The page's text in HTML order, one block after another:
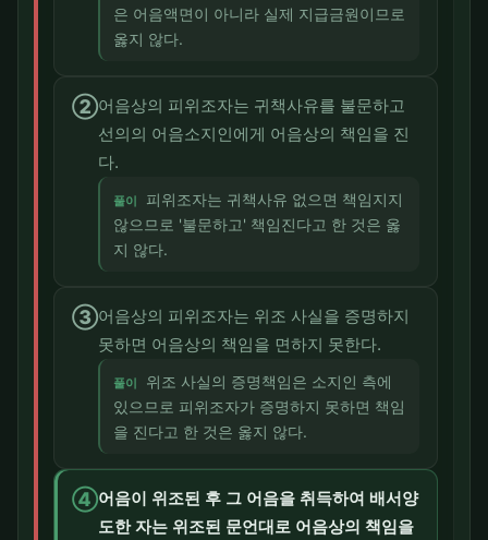
은 어음액면이 아니라 실제 지급금원이므로
옳지 않다.
②어음상의 피위조자는 귀책사유를 불문하고
선의의 어음소지인에게 어음상의 책임을 진
다.
풀이
피위조자는 귀책사유 없으면 책임지지
않으므로 '불문하고' 책임진다고 한 것은 옳
지 않다.
③어음상의 피위조자는 위조 사실을 증명하지
못하면 어음상의 책임을 면하지 못한다.
풀이
위조 사실의 증명책임은 소지인 측에
있으므로 피위조자가 증명하지 못하면 책임
을 진다고 한 것은 옳지 않다.
④어음이 위조된 후 그 어음을 취득하여 배서양
도한 자는 위조된 문언대로 어음상의 책임을